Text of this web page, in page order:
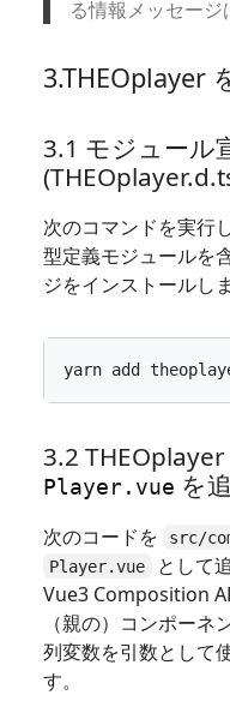
る情報メッセージ
3.THEOplayer
3.1 モジュール
次のコマンドを実行
型定義モジュールを
ジをインストールしま
3.2 THEOplayer
Player.vue を
次のコードを src/
Player.vue
として
Vue3 Composition
（親の）コンポーネ
列変数を引数として
す。